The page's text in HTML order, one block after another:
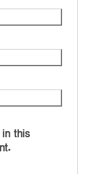
this